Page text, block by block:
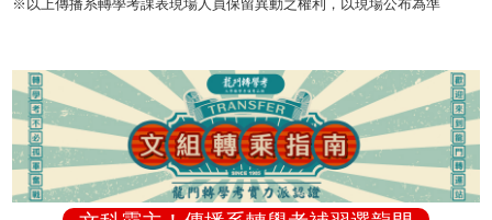
※以上傳播系轉學考課表現場人員保留異動之權利，以現場公布為準